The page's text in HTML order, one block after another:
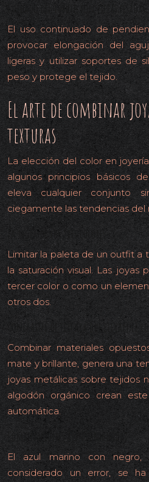
Cuidado del lóbulo con piezas pesadas
El uso continuado de
provocar elongación del
ligeras y utilizar soportes de
peso y protege el tejido.
El arte de combinar
texturas
La elección del color en
algunos principios básicos
eleva cualquier conjunto
ciegamente las tendencias del
La regla de los tres colores
Limitar la paleta de un outfit a
la saturación visual. Las joyas
tercer color o como un
otros dos.
Contrastes de textura que elevan el
Combinar materiales
mate y brillante, genera una
joyas metálicas sobre tejidos
algodón orgánico crean
automática.
Combinaciones antes prohibidas
El azul marino con negro,
considerado un error, se